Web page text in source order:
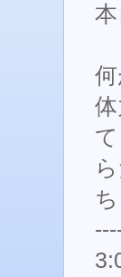
本